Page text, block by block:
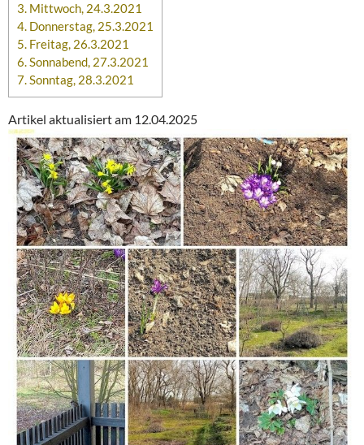
3. Mittwoch, 24.3.2021
4. Donnerstag, 25.3.2021
5. Freitag, 26.3.2021
6.Sonnabend, 27.3.2021
7.Sonntag, 28.3.2021
Artikel aktualisiert am 12.04.2025